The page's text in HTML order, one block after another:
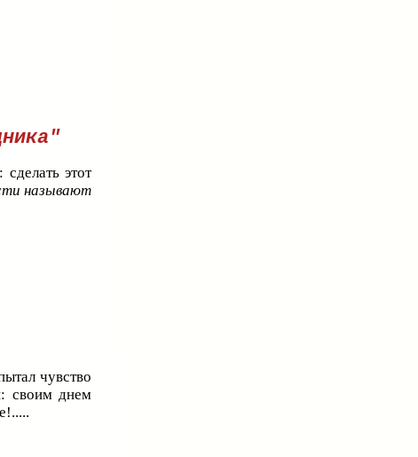
этот
называют
чувство
своим днем